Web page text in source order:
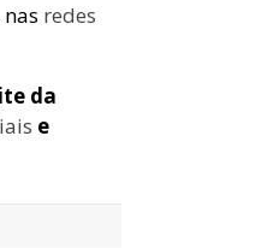
nas redes
da
e